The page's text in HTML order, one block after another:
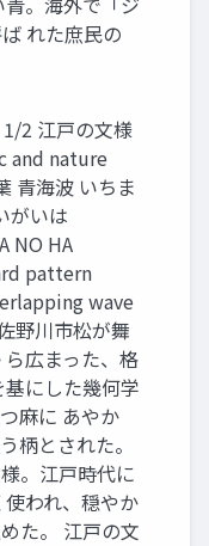
れた庶民の
2 江戸の文様
and nature
青海波 いちま
がいは
NO HA
pattern
wave
野川市松が舞
広まった、格
にした幾何学
麻に あやか
柄とされた。
。江戸時代に
われ、穏やか
た。 江戸の文